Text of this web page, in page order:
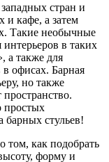
стран и
и кафе, а затем
Такие необычные
в таких
а также для
офисах. Барная
но также
простых
барных стульев!
том, как подобрать
форму и